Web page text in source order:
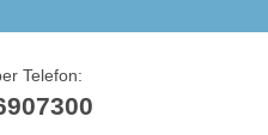
Telefon: